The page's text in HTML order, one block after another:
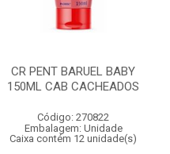
CR PENT BARUEL BABY
150ML CAB CACHEADOS
Código: 270822
Embalagem: Unidade
Caixa contém 12 unidade(s)